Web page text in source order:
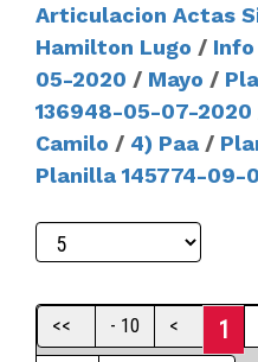
Articulacion Actas
Hamilton Lugo / Info
05-2020 / Mayo /
136948-05-07-2020
Camilo / 4) Paa /
Planilla 145774-09-
<< - 10 < 1